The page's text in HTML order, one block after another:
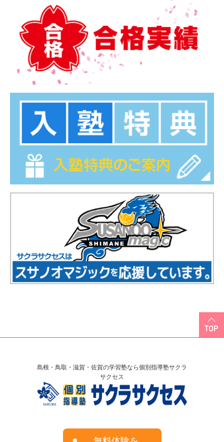
島根・鳥取・滋賀・佐賀の学習塾なら個別指導塾サクラ
サクセス